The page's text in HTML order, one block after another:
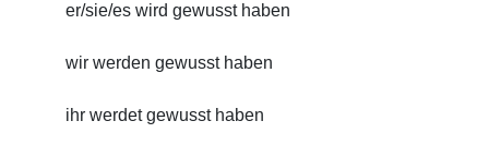
er/sie/es wird gewusst haben
wir werden gewusst haben
ihr werdet gewusst haben